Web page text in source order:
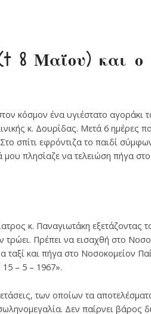
8 Μαΐου) και
κόσμον ένα υγιέστατο αγοράκι
κ. Δουρίδας. Μετά 6 ημέρες
σπίτι εφρόντιζα το παιδί
μου πλησίαζε να τελειώση πήγα
κ. Παναγιωτάκη εξετάζοντας
τρώει. Πρέπει να εισαχθή στο
ταξί και πήγα στο Νοσοκομείον
– 5 – 1967».
των οποίων τα
Δεν παίρνει βάρος